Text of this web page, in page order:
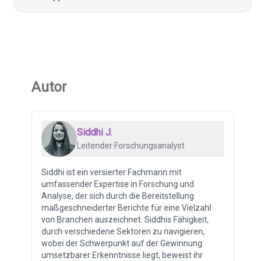
Autor
Siddhi J.
Leitender Forschungsanalyst
Siddhi ist ein versierter Fachmann mit
umfassender Expertise in Forschung und
Analyse, der sich durch die Bereitstellung
maßgeschneiderter Berichte für eine Vielzahl
von Branchen auszeichnet. Siddhis Fähigkeit,
durch verschiedene Sektoren zu navigieren,
wobei der Schwerpunkt auf der Gewinnung
umsetzbarer Erkenntnisse liegt, beweist ihr